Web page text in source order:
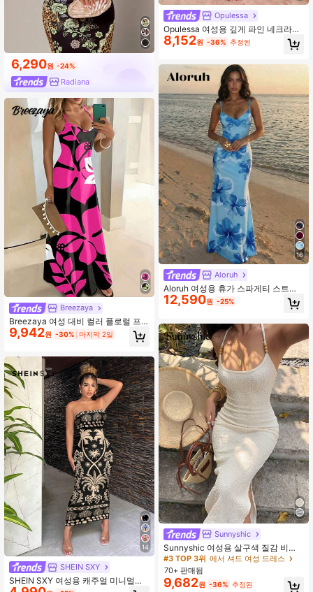
6,290원 -24%
Radiana
Breezaya
Breezaya 여성 대비 컬러 플로럴 프
린트 끈 드레스 맥시 여성 의상
9,942원 -30% 마지막 2일
14
SHEIN SXY
SHEIN SXY 여성용 캐주얼 미니멀리
Opulessa
Opulessa 여성용 깊게 파인 네크라인
등 없는 휴가 플로럴 프린트 드레스
8,152원 -36% 추정된
16
Aloruh
Aloruh 여성용 휴가 스파게티 스트랩
타이업 바디콘 프린트 드레스, 봄/여름
12,590원 -25%
Sunnyshic
Sunnyshic 여성용 살구색 질감 비즈
액세서리 슬릿 드레스, 섹시하고 우아
한 패션 리조트 스타일, 봄/여름
#3 TOP 3위 에서 셔드 여성 드레스
70+ 판매됨
9,682원 -36% 추정된